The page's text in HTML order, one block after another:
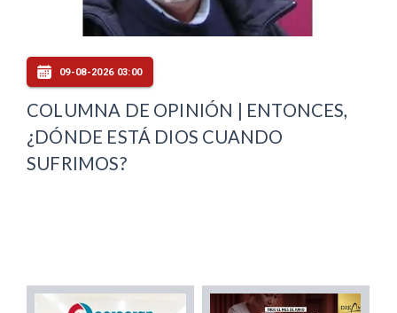
09-08-2026 03:00
COLUMNA DE OPINIÓN | ENTONCES,
¿DÓNDE ESTÁ DIOS CUANDO
SUFRIMOS?